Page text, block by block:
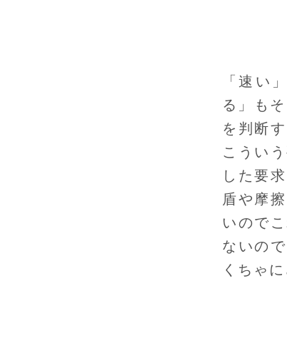
「速い
る」も
を判断
こうい
した要
盾や摩
いので
ないの
くちゃ